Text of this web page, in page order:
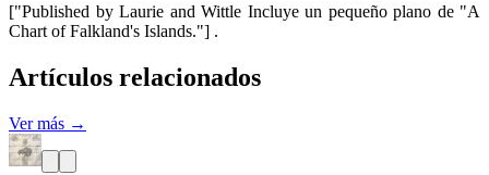
["Published by Laurie and Wittle Incluye un pequeño plano de "A
Chart of Falkland's Islands."] .
Artículos relacionados
Ver más →